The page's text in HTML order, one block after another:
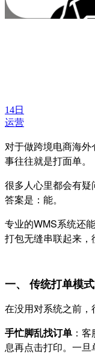
14日
运营
对于做跨境电商海
事往往就是打面单。
很多人心里都会有疑
答案是：能。
专业的WMS系统还
打包无缝串联起来，
一、 传统打单模
在没用对系统之前，
手忙脚乱找订单 ：
息再点击打印。一旦